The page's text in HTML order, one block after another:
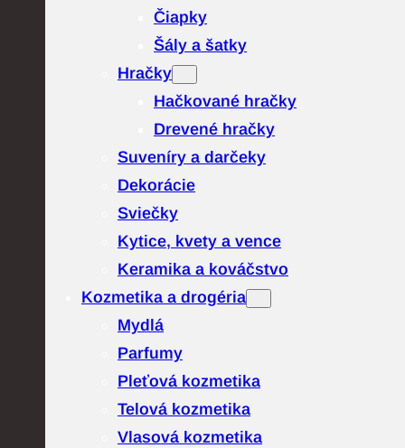
Čiapky
Šály a šatky
Hračky
Hačkované hračky
Drevené hračky
Suveníry a darčeky
Dekorácie
Sviečky
Kytice, kvety a vence
Keramika a kováčstvo
Kozmetika a drogéria
Mydlá
Parfumy
Pleťová kozmetika
Telová kozmetika
Vlasová kozmetika